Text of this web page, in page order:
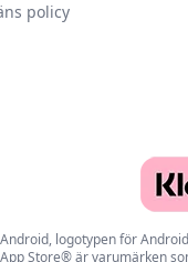
policy
logotypen för
Store® är varumärken